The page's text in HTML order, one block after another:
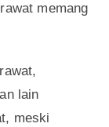
memang
lain
meski